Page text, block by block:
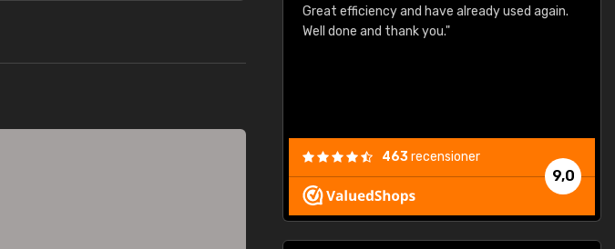
Great efficiency and have already used again.
Well done and thank you."
9,0
463recensioner